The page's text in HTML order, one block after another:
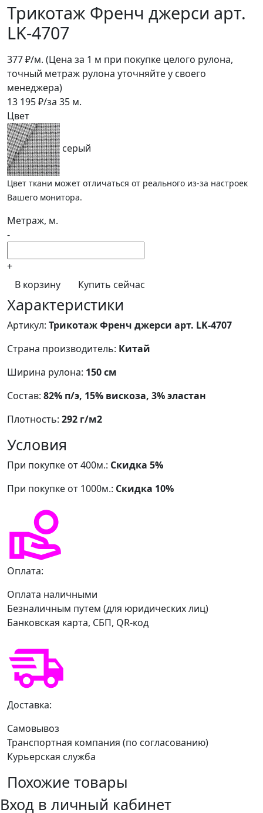
Трикотаж Френч джерси арт.
LK-4707
377₽/м. (Цена за 1 м при покупке целого рулона,
точный метраж рулона уточняйте у своего
менеджера)
13 195₽/за 35 м.
Цвет
серый
Цвет ткани может отличаться от реального из-за настроек
Вашего монитора.
Метраж, м.
-
+
В корзину
Купить сейчас
Характеристики
Артикул: Трикотаж Френч джерси арт. LK-4707
Страна производитель: Китай
Ширина рулона: 150 см
Состав: 82% п/э, 15% вискоза, 3% эластан
Плотность: 292 г/м2
Условия
При покупке от 400м.: Скидка 5%
При покупке от 1000м.: Скидка 10%
Оплата:
Оплата наличными
Безналичным путем (для юридических лиц)
Банковская карта, СБП, QR-код
Доставка:
Самовывоз
Транспортная компания (по согласованию)
Курьерская служба
Похожие товары
Вход в личный кабинет